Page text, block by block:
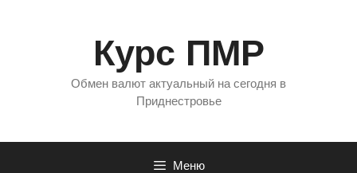
Курс ПМР
Обмен валют актуальный на сегодня в
Приднестровье
Меню